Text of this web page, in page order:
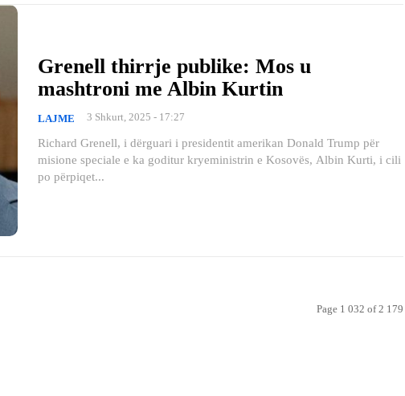
Grenell thirrje publike: Mos u
mashtroni me Albin Kurtin
LAJME 3 Shkurt, 2025 - 17:27
Richard Grenell, i dërguari i presidentit amerikan Donald Trump për
misione speciale e ka goditur kryeministrin e Kosovës, Albin Kurti, i cili
po përpiqet...
Page 1 032 of 2 179